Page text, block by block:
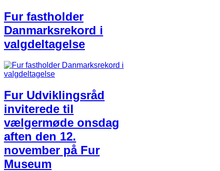
Fur fastholder
Danmarksrekord i
valgdeltagelse
Fur Udviklingsråd
inviterede til
vælgermøde onsdag
aften den 12.
november på Fur
Museum